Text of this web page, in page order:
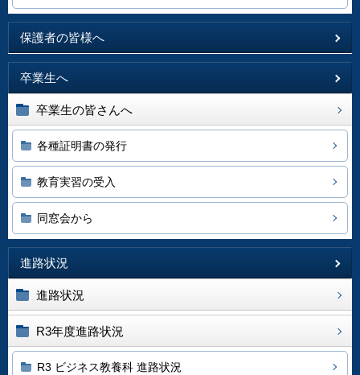
保護者の皆様へ
卒業生へ
卒業生の皆さんへ
各種証明書の発行
教育実習の受入
同窓会から
進路状況
進路状況
R3年度進路状況
R3 ビジネス教養科 進路状況